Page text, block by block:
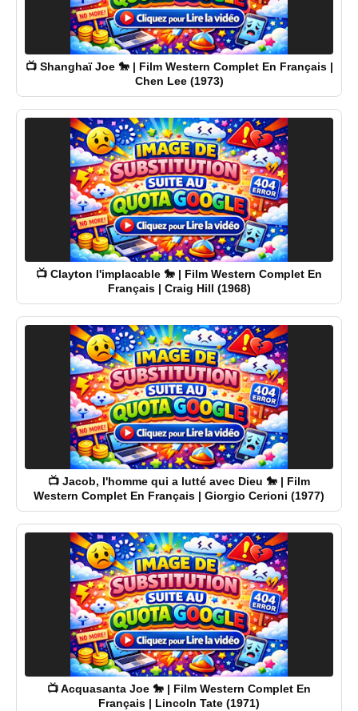
📺 Shanghaï Joe 🐎 | Film Western Complet En Français |
Chen Lee (1973)
📺 Clayton l'implacable 🐎 | Film Western Complet En
Français | Craig Hill (1968)
📺 Jacob, l'homme qui a lutté avec Dieu 🐎 | Film
Western Complet En Français | Giorgio Cerioni (1977)
📺 Acquasanta Joe 🐎 | Film Western Complet En
Français | Lincoln Tate (1971)